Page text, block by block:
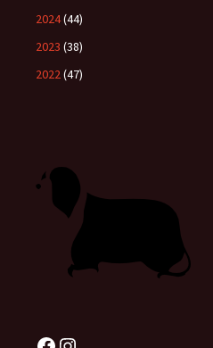
2024(44)
2023 (38)
2022(47)